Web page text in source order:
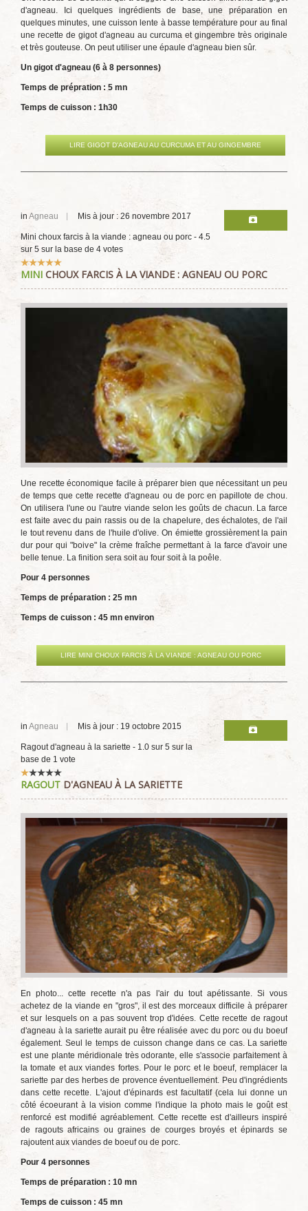
d'agneau. Ici quelques ingrédients de base, une préparation en
quelques minutes, une cuisson lente à basse température pour au final
une recette de gigot d'agneau au curcuma et gingembre très originale
et très gouteuse. On peut utiliser une épaule d'agneau bien sûr.
Un gigot d'agneau (6 à 8 personnes)
Temps de prépration : 5 mn
Temps de cuisson : 1h30
LIRE GIGOT D'AGNEAU AU CURCUMA ET AU GINGEMBRE
in Agneau Mis à jour : 26 novembre 2017
Mini choux farcis à la viande : agneau ou porc - 4.5
sur 5 sur la base de 4 votes
Vote
utilisateur:5/5
MINI CHOUX FARCIS À LA VIANDE : AGNEAU OU PORC
Une recette économique facile à préparer bien que nécessitant un peu
de temps que cette recette d'agneau ou de porc en papillote de chou.
On utilisera l'une ou l'autre viande selon les goûts de chacun. La farce
est faite avec du pain rassis ou de la chapelure, des échalotes, de l'ail
le tout revenu dans de l'huile d'olive. On émiette grossièrement la pain
dur pour qui "boive" la crème fraîche permettant à la farce d'avoir une
belle tenue. La finition sera soit au four soit à la poêle.
Pour 4 personnes
Temps de préparation : 25 mn
Temps de cuisson : 45 mn environ
LIRE MINI CHOUX FARCIS À LA VIANDE : AGNEAU OU PORC
in Agneau Mis à jour : 19 octobre 2015
Ragout d'agneau à la sariette - 1.0 sur 5 sur la
base de 1 vote
Vote
utilisateur: 1/5
RAGOUT D'AGNEAU À LA SARIETTE
En photo... cette recette n'a pas l'air du tout apétissante. Si vous
achetez de la viande en "gros", il est des morceaux difficile à préparer
et sur lesquels on a pas souvent trop d'idées. Cette recette de ragout
d'agneau à la sariette aurait pu être réalisée avec du porc ou du boeuf
également. Seul le temps de cuisson change dans ce cas. La sariette
est une plante méridionale très odorante, elle s'associe parfaitement à
la tomate et aux viandes fortes. Pour le porc et le boeuf, remplacer la
sariette par des herbes de provence éventuellement. Peu d'ingrédients
dans cette recette. L'ajout d'épinards est facultatif (cela lui donne un
côté écoeurant à la vision comme l'indique la photo mais le goût est
renforcé est modifié agréablement. Cette recette est d'ailleurs inspiré
de ragouts africains ou graines de courges broyés et épinards se
rajoutent aux viandes de boeuf ou de porc.
Pour 4 personnes
Temps de préparation : 10 mn
Temps de cuisson : 45 mn